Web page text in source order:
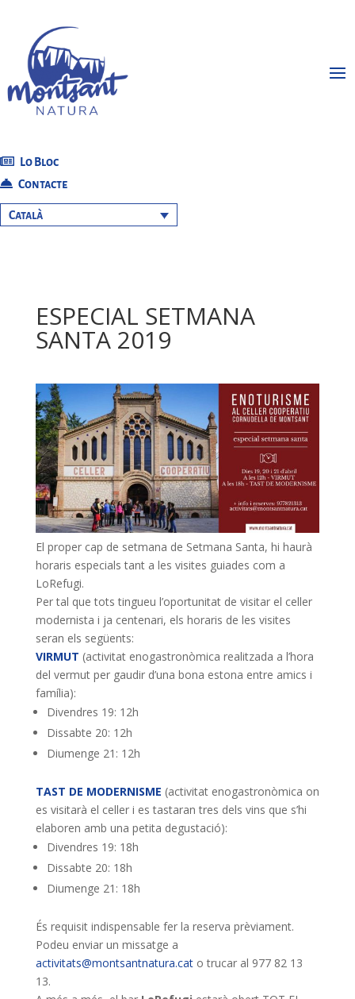
Lo Bloc
Contacte
Català
ESPECIAL SETMANA
SANTA 2019
El proper cap de setmana de Setmana Santa, hi haurà
horaris especials tant a les visites guiades com a
LoRefugi.
Per tal que tots tingueu l’oportunitat de visitar el celler
modernista i ja centenari, els horaris de les visites
seran els següents:
VIRMUT (activitat enogastronòmica realitzada a l’hora
del vermut per gaudir d’una bona estona entre amics i
família):
Divendres 19: 12h
Dissabte 20: 12h
Diumenge 21: 12h
TAST DE MODERNISME (activitat enogastronòmica on
es visitarà el celler i es tastaran tres dels vins que s’hi
elaboren amb una petita degustació):
Divendres 19: 18h
Dissabte 20: 18h
Diumenge 21: 18h
És requisit indispensable fer la reserva prèviament.
Podeu enviar un missatge a
activitats@montsantnatura.cato trucar al 977 82 13
13.